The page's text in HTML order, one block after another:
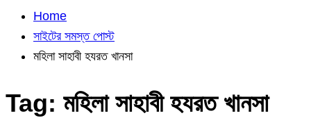
Home
সাইটের সমস্ত পোস্ট
মহিলা সাহাবী হযরত খানসা
Tag: মহিলা সাহাবী হযরত খানসা